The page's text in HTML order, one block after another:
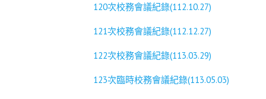
120次校務會議紀錄(112.10.27)
121次校務會議紀錄(112.12.27)
122次校務會議紀錄(113.03.29)
123次臨時校務會議紀錄(113.05.03)